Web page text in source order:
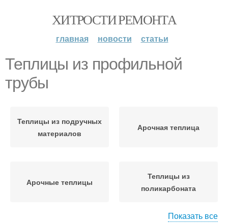
ХИТРОСТИ РЕМОНТА
главная новости статьи
Теплицы из профильной
трубы
Теплицы из подручных
материалов
Арочная теплица
Арочные теплицы
Теплицы из
поликарбоната
Показать все